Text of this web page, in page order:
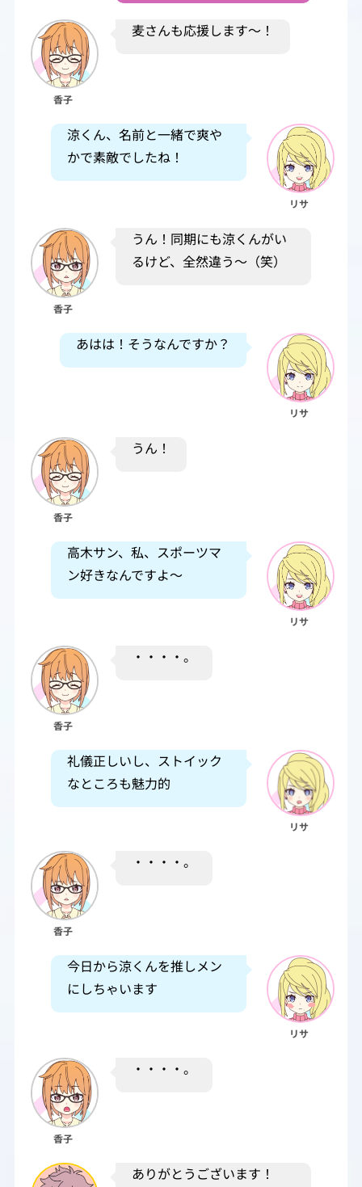
香子
麦さんも応援します～！
涼くん、名前と一緒で爽や
かで素敵でしたね！
リサ
香子
うん！同期にも涼くんがい
るけど、全然違う～（笑）
あはは！そうなんですか？
リサ
香子
うん！
高木サン、私、スポーツマ
ン好きなんですよ～
リサ
香子
・・・・。
礼儀正しいし、ストイック
なところも魅力的
リサ
香子
・・・・。
今日から涼くんを推しメン
にしちゃいます
リサ
香子
・・・・。
ありがとうございます！